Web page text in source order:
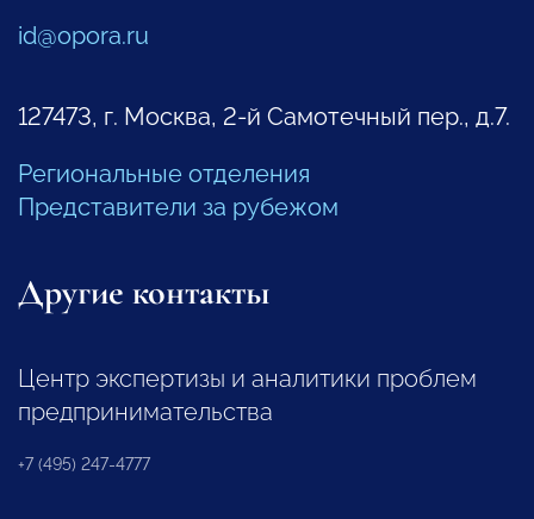
id@opora.ru
127473, г. Москва, 2-й Самотечный пер., д.7.
Региональные отделения
Представители за рубежом
Другие контакты
Центр экспертизы и аналитики проблем
предпринимательства
+7 (495) 247-4777